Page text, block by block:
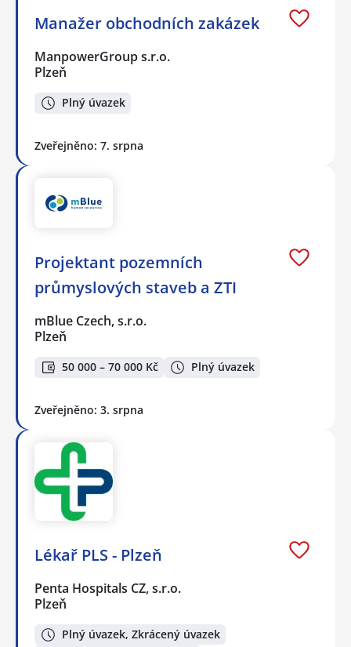
Manažer obchodních zakázek
ManpowerGroup s.r.o.
Plzeň
Plný úvazek
Zveřejněno: 7. srpna
Projektant pozemních
průmyslových staveb a ZTI
mBlue Czech, s.r.o.
Plzeň
50 000 – 70 000 Kč Plný úvazek
Zveřejněno: 3. srpna
Lékař PLS - Plzeň
Penta Hospitals CZ, s.r.o.
Plzeň
Plný úvazek, Zkrácený úvazek